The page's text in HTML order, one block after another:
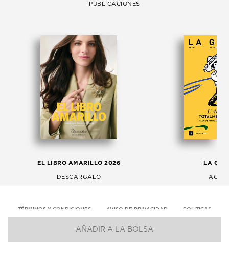
AÑADIR A LA BOLSA
PUBLICACIONES
EL LIBRO AMARILLO 2026
DESCÁRGALO
LA
TÉRMINOS Y CONDICIONES AVISO DE PRIVACIDAD POLITICAS